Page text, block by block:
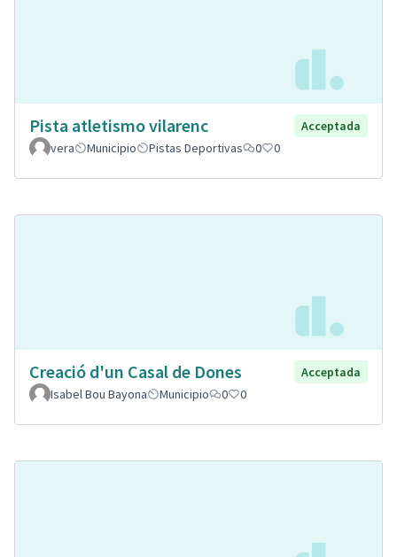
Pista atletismo vilarenc
Acceptada
vera
Municipio Pistas Deportivas 0 0
Creació d'un Casal de Dones
Acceptada
Isabel Bou Bayona
Municipio 0 0